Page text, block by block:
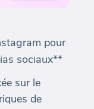
pour
sociaux**
sur le
de